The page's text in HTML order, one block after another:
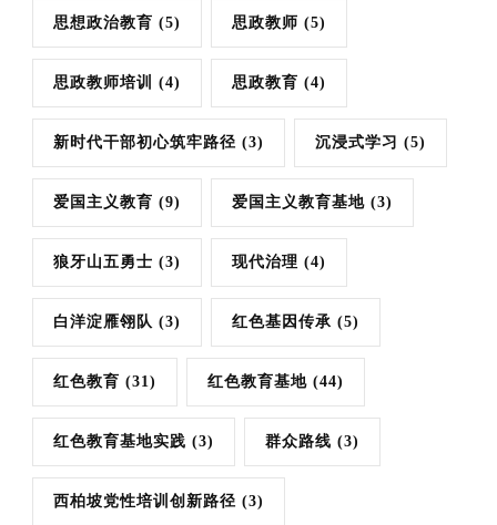
思想政治教育 (5) 思政教师 (5)
思政教师培训 (4) 思政教育 (4)
新时代干部初心筑牢路径 (3) 沉浸式学习 (5)
爱国主义教育 (9) 爱国主义教育基地 (3)
狼牙山五勇士 (3) 现代治理 (4)
白洋淀雁翎队 (3) 红色基因传承 (5)
红色教育 (31) 红色教育基地 (44)
红色教育基地实践 (3) 群众路线 (3)
西柏坡党性培训创新路径 (3)